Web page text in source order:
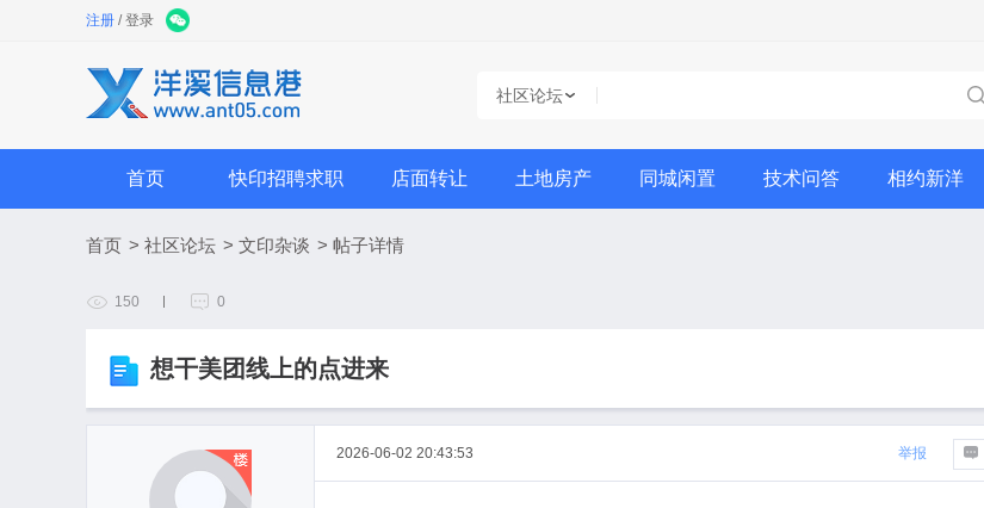
注册 /登录
社区论坛
首页 快印招聘求职 店面转让 土地房产 同城闲置 技术问答 相约新洋
首页 > 社区论坛 > 文印杂谈 > 帖子详情
150 0
想干美团线上的点进来
2026-06-02 20:43:53 举报